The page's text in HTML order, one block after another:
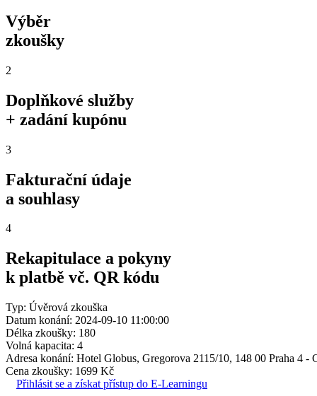
Výběr
zkoušky
2
Doplňkové služby
+ zadání kupónu
3
Fakturační údaje
a souhlasy
4
Rekapitulace a pokyny
k platbě vč. QR kódu
Typ: Úvěrová zkouška
Datum konání: 2024-09-10 11:00:00
Délka zkoušky: 180
Volná kapacita: 4
Adresa konání: Hotel Globus, Gregorova 2115/10, 148 00 Praha 4 -
Cena zkoušky: 1699 Kč
Přihlásit se a získat přístup do E-Learningu